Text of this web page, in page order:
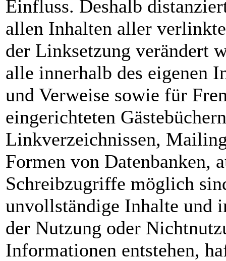
Einfluss. Deshalb
allen Inhalten aller
der Linksetzung verändert
alle innerhalb des eigenen
und Verweise sowie für
eingerichteten
Linkverzeichnissen,
Formen von Datenbanken,
Schreibzugriffe möglich
unvollständige Inhalte und
der Nutzung oder
Informationen entstehen,